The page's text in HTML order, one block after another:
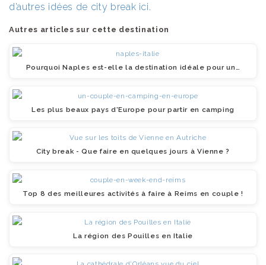
d’autres idées de city break ici
Autres articles sur cette destination
Pourquoi Naples est-elle la destination idéale pour un…
Les plus beaux pays d'Europe pour partir en camping
City break - Que faire en quelques jours à Vienne ?
Top 8 des meilleures activités à faire à Reims en couple !
La région des Pouilles en Italie